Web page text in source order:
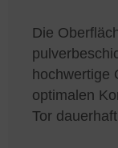
Die
hochwertige
optimalen
Tor